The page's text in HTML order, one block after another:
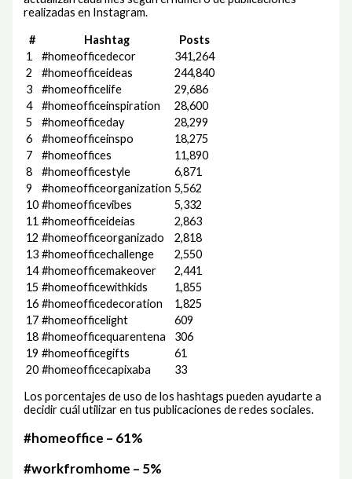
realizadas en Instagram.
# Hashtag
Posts
1
#homeofficedecor
341,264
2
#homeofficeideas
244,840
3
#homeofficelife
29,686
4
#homeofficeinspiration
28,600
5
#homeofficeday
28,299
6
#homeofficeinspo
18,275
7
#homeoffices
11,890
8
#homeofficestyle
6,871
9
#homeofficeorganization 5,562
10 #homeofficevibes
5,332
11 #homeofficeideias
2,863
12 #homeofficeorganizado
2,818
13 #homeofficechallenge
2,550
14 #homeofficemakeover
2,441
15 #homeofficewithkids
1,855
16 #homeofficedecoration
1,825
17 #homeofficelight
609
18 #homeofficequarentena
306
19 #homeofficegifts
61
20 #homeofficecapixaba 33
Los porcentajes de uso de los hashtags pueden ayudarte a
decidir cuál utilizar en tus publicaciones de redes sociales.
#homeoffice – 61%
#workfromhome – 5%